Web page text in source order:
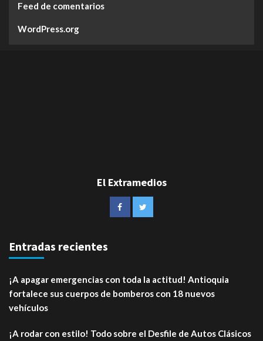
Feed de comentarios
WordPress.org
El Extramedios
Entradas recientes
¡A apagar emergencias con toda la actitud! Antioquia
fortalece sus cuerpos de bomberos con 18 nuevos
vehículos
¡A rodar con estilo! Todo sobre el Desfile de Autos Clásicos